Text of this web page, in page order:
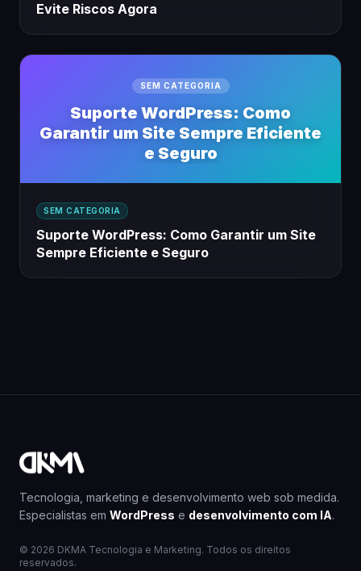
Evite Riscos Agora
SEM CATEGORIA
Suporte WordPress: Como
Garantir um Site Sempre Eficiente
e Seguro
SEM CATEGORIA
Suporte WordPress: Como Garantir um Site
Sempre Eficiente e Seguro
Tecnologia, marketing e desenvolvimento web sob medida.
Especialistas em WordPress e desenvolvimento com IA.
© 2026 DKMA Tecnologia e Marketing. Todos os direitos
reservados.